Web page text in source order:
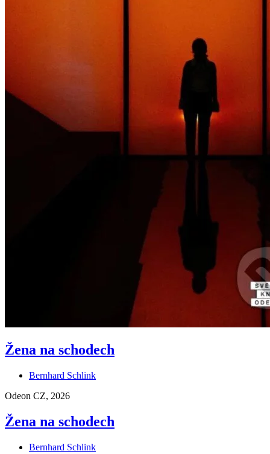
Žena na schodech
Bernhard Schlink
Odeon CZ, 2026
Žena na schodech
Bernhard Schlink